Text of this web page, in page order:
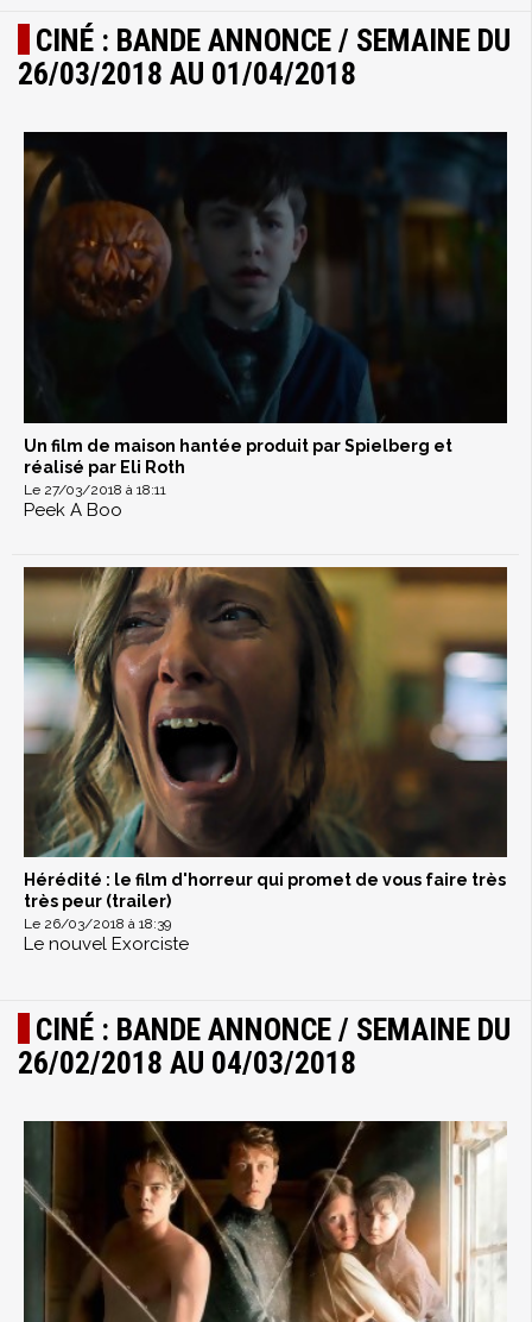
CINÉ : BANDE ANNONCE / SEMAINE DU
26/03/2018 AU 01/04/2018
Un film de maison hantée produit par Spielberg et
réalisé par Eli Roth
Le 27/03/2018 à 18:11
Peek A Boo
Hérédité : le film d'horreur qui promet de vous faire très
très peur (trailer)
Le 26/03/2018 à 18:39
Le nouvel Exorciste
CINÉ : BANDE ANNONCE / SEMAINE DU
26/02/2018 AU 04/03/2018